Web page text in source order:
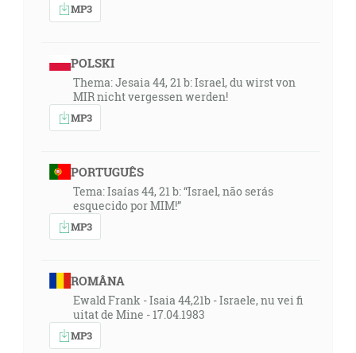
MP3
POLSKI
Thema: Jesaia 44, 21 b: Israel, du wirst von
MIR nicht vergessen werden!
MP3
PORTUGUÊS
Tema: Isaías 44, 21 b: “Israel, não serás
esquecido por MIM!”
MP3
ROMÂNA
Ewald Frank - Isaia 44,21b - Israele, nu vei fi
uitat de Mine - 17.04.1983
MP3